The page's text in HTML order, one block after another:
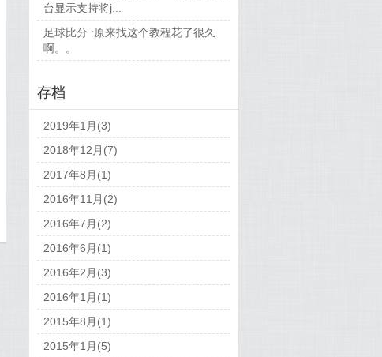
台显示支持将j...
足球比分 :原来找这个教程花了很久
啊。。
存档
2019年1月(3)
2018年12月(7)
2017年8月(1)
2016年11月(2)
2016年7月(2)
2016年6月(1)
2016年2月(3)
2016年1月(1)
2015年8月(1)
2015年1月(5)